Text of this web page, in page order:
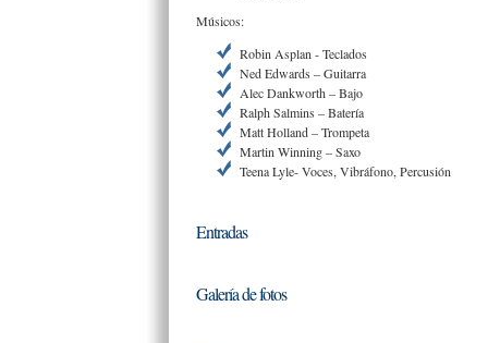
Músicos:
Robin Asplan - Teclados
Ned Edwards – Guitarra
Alec Dankworth – Bajo
Ralph Salmins – Batería
Matt Holland – Trompeta
Martin Winning – Saxo
Teena Lyle- Voces, Vibráfono, Percusión
Entradas
Galería de fotos